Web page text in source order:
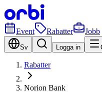
Event Rabatter Jobb
Sv Logga in
Rabatter
Norion Bank